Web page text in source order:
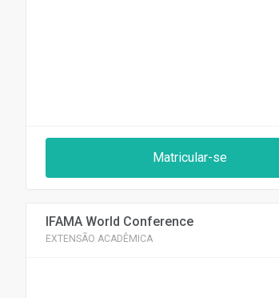
Matricular-se
IFAMA World Conference
EXTENSÃO ACADÊMICA